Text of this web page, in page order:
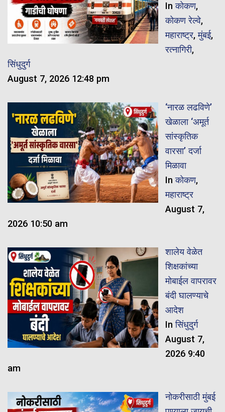
Inकोकण,
कोकण रेल्वे,
महाराष्ट्र,मुंबई,
रत्नागिरी,
सिंधुदुर्ग
August 7, 2026 12:48 pm
‘नारळ लढविणे’
खेळाला ‘अमूर्त
सांस्कृतिक
वारसा’ दर्जा
मिळावा
Inकोकण,
महाराष्ट्र
August 7,
2026 10:50 am
शालेय वेळेत
शिक्षकांच्या
मोबाईल वापरावर
बंदी घालण्याचे
आदेश
Inसिंधुदुर्ग
August 7,
2026 9:40
am
नोकरीसाठी मुंबई